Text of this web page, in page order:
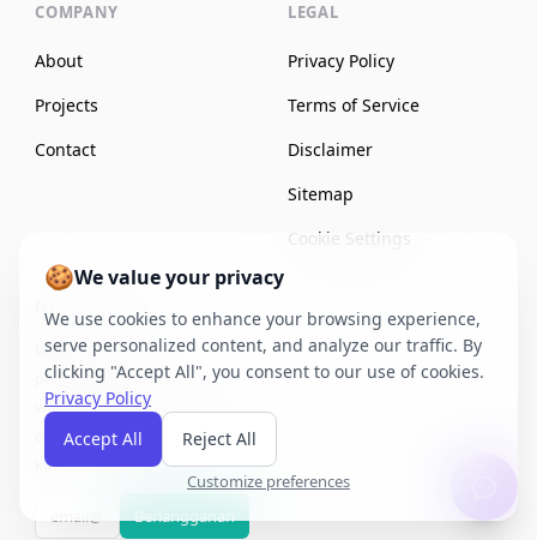
COMPANY
About
Projects
Contact
LEGAL
Privacy Policy
Terms of Service
Disclaimer
Sitemap
Cookie Settings
Dapatkan tips
pengembangan web,
wawasan SEO, dan sumber
daya gratis langsung ke
kotak masuk Anda.
Berlangganan
🍪We value your privacy
We use cookies to enhance your browsing experience,
serve personalized content, and analyze our traffic. By
clicking "Accept All", you consent to our use of cookies.
Privacy Policy
Accept All
Reject All
Customize preferences